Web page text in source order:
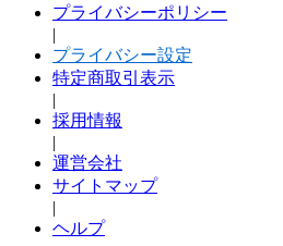
プライバシーポリシー
|
プライバシー設定
特定商取引表示
|
採用情報
|
運営会社
サイトマップ
|
ヘルプ